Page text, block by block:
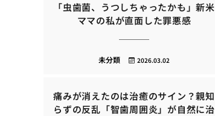
「虫歯菌、うつしちゃったかも」新米
ママの私が直面した罪悪感
2026.03.02
未分類
痛みが消えたのは治癒のサイン？親知
らずの反乱「智歯周囲炎」が自然に治